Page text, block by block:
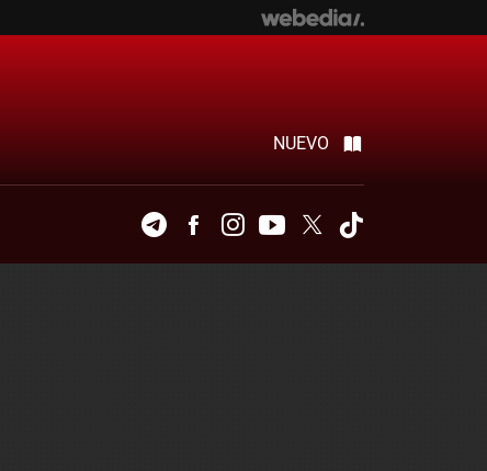
NUEVO
TelegramFacebookInstagramYoutubeTwitter